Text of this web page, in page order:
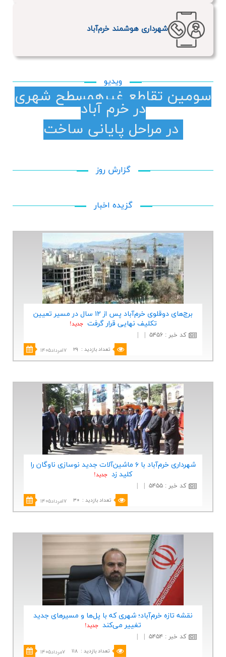
شهرداری هوشمند خرم‌آباد
ویدیو
سومین تقاطع غیرهمسطح شهری
در خرم آباد
گزارش روز
گزیده اخبار
۱۷مرداد۱۴۰۵ تعداد بازدید : ۲۹
برج‌های دوقلوی خرم‌آباد پس از ۱۲ سال در مسیر تعیین
تكلیف نهایی قرار گرفت جديد!
کد خبر : ۵۴۵۶
۱۷مرداد۱۴۰۵ تعداد بازدید : ۳۰
شهرداری خرم‌آباد با ۶ ماشین‌آلات جدید نوسازی ناوگان را
كلید زد جديد!
کد خبر : ۵۴۵۵
۷مرداد۱۴۰۵ تعداد بازدید : ۱۱۸
نقشه تازه خرم‌آباد؛ شهری كه با پل‌ها و مسیرهای جدید
تغییر می‌كند جديد!
کد خبر : ۵۴۵۴